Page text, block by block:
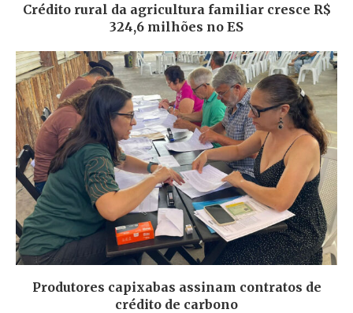
Crédito rural da agricultura familiar cresce R$
324,6 milhões no ES
Produtores capixabas assinam contratos de
crédito de carbono